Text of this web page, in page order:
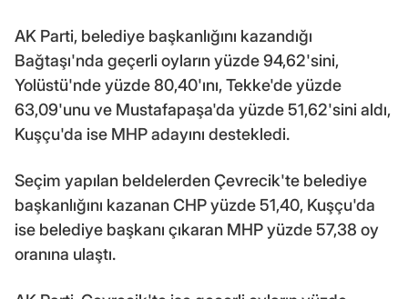
AK Parti, belediye başkanlığını kazandığı
Bağtaşı'nda geçerli oyların yüzde 94,62'sini,
Yolüstü'nde yüzde 80,40'ını, Tekke'de yüzde
63,09'unu ve Mustafapaşa'da yüzde 51,62'sini aldı,
Kuşçu'da ise MHP adayını destekledi.
Seçim yapılan beldelerden Çevrecik'te belediye
başkanlığını kazanan CHP yüzde 51,40, Kuşçu'da
ise belediye başkanı çıkaran MHP yüzde 57,38 oy
oranına ulaştı.